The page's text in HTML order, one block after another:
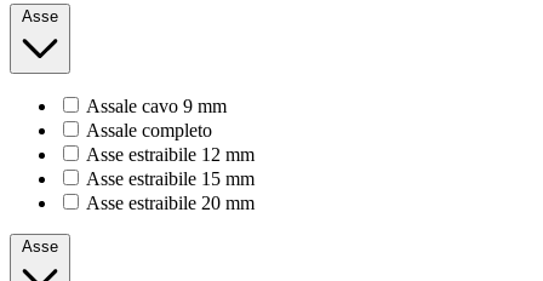
Asse
Assale cavo 9 mm
Assale completo
Asse estraibile 12 mm
Asse estraibile 15 mm
Asse estraibile 20 mm
Asse